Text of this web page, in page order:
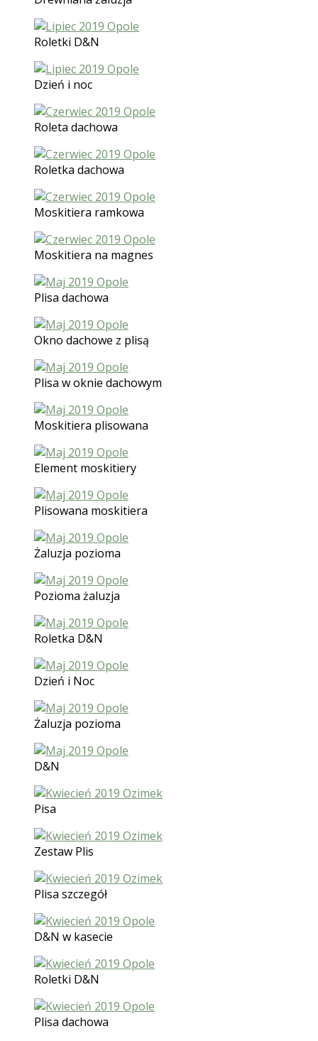
Roletki D&N
Dzień i noc
Roleta dachowa
Roletka dachowa
Moskitiera ramkowa
Moskitiera na magnes
Plisa dachowa
Okno dachowe z plisą
Plisa w oknie dachowym
Moskitiera plisowana
Element moskitiery
Plisowana moskitiera
Żaluzja pozioma
Pozioma żaluzja
Roletka D&N
Dzień i Noc
Żaluzja pozioma
D&N
Pisa
Zestaw Plis
Plisa szczegół
D&N w kasecie
Roletki D&N
Plisa dachowa